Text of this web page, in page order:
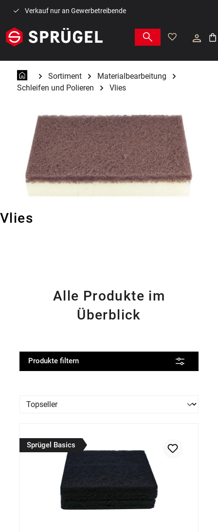
Zum Hauptinhalt springen
Verkauf nur an Gewerbetreibende
Sortiment
Materialbearbeitung
Schleifen und Polieren
Vlies
Vlies
Alle Produkte im
Überblick
Produkte filtern
Sprügel Basics